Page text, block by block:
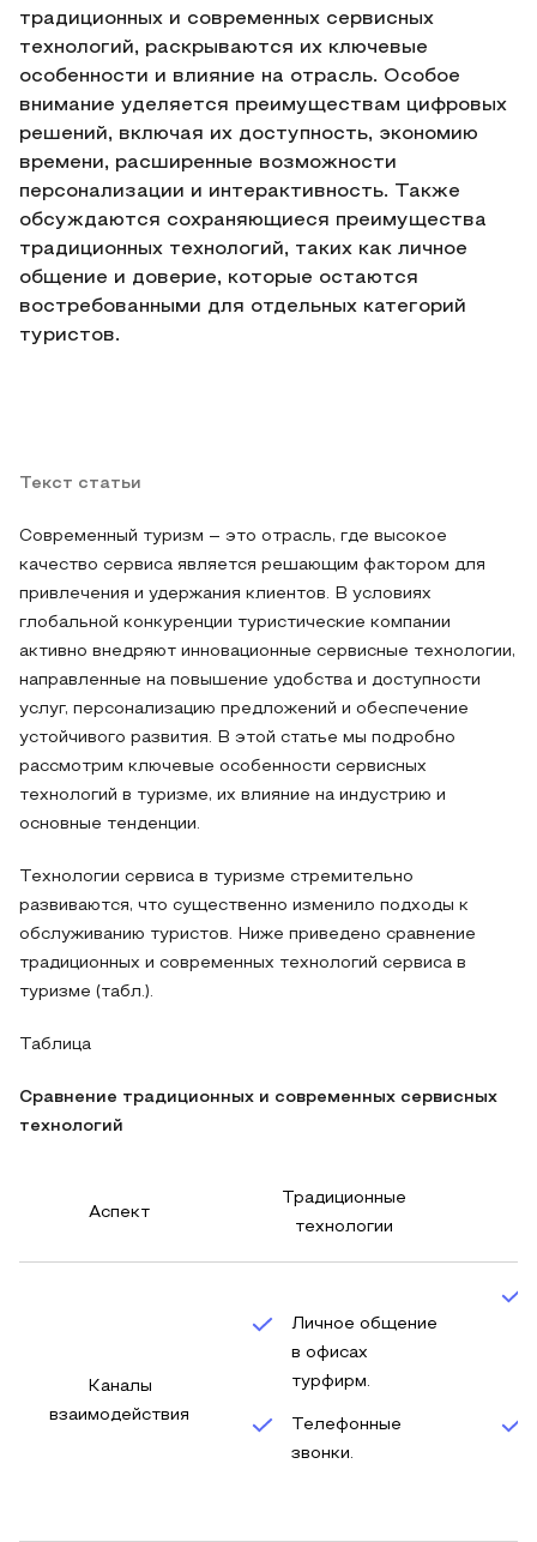
традиционных и современных сервисных
технологий, раскрываются их ключевые
особенности и влияние на отрасль. Особое
внимание уделяется преимуществам цифровых
решений, включая их доступность, экономию
времени, расширенные возможности
персонализации и интерактивность. Также
обсуждаются сохраняющиеся преимущества
традиционных технологий, таких как личное
общение и доверие, которые остаются
востребованными для отдельных категорий
туристов.
Текст статьи
Современный туризм – это отрасль, где высокое
качество сервиса является решающим фактором для
привлечения и удержания клиентов. В условиях
глобальной конкуренции туристические компании
активно внедряют инновационные сервисные технологии,
направленные на повышение удобства и доступности
услуг, персонализацию предложений и обеспечение
устойчивого развития. В этой статье мы подробно
рассмотрим ключевые особенности сервисных
технологий в туризме, их влияние на индустрию и
основные тенденции.
Технологии сервиса в туризме стремительно
развиваются, что существенно изменило подходы к
обслуживанию туристов. Ниже приведено сравнение
традиционных и современных технологий сервиса в
туризме (табл.).
Таблица
Сравнение традиционных и современных сервисных
технологий
Аспект
Традиционные
технологии
Каналы
взаимодействия
Личное общение
в офисах
турфирм.
Телефонные
звонки.